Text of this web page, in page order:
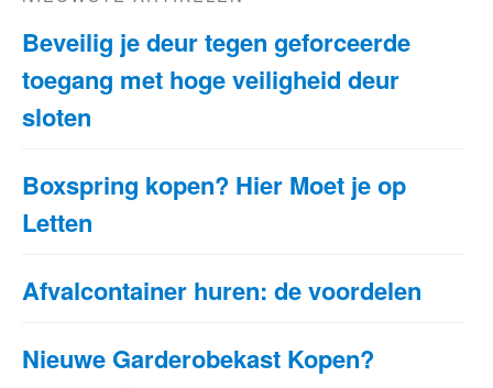
Beveilig je deur tegen geforceerde
toegang met hoge veiligheid deur
sloten
Boxspring kopen? Hier Moet je op
Letten
Afvalcontainer huren: de voordelen
Nieuwe Garderobekast Kopen?